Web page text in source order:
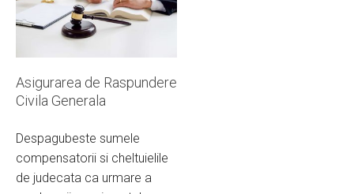
Asigurarea de Raspundere
Civila Generala
Despagubeste sumele
compensatorii si cheltuielile
de judecata ca urmare a